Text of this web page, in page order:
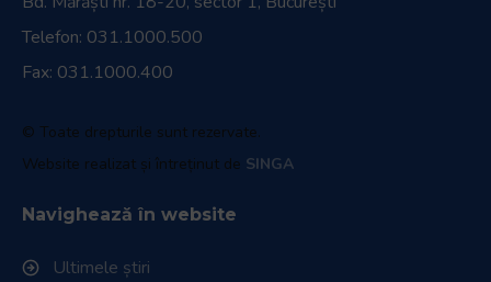
Telefon: 031.1000.500
Fax: 031.1000.400
© Toate drepturile sunt rezervate.
Website realizat și întreținut de SINGA
Navighează în website
Ultimele știri